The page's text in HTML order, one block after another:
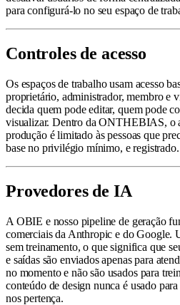
para configurá-lo no seu espaço de
Controles de acesso
Os espaços de trabalho usam acesso
proprietário, administrador, membro e
decida quem pode editar, quem pode
visualizar. Dentro da ONTHEBIAS, o
produção é limitado às pessoas que
base no privilégio mínimo, e registrado.
Provedores de IA
A OBIE e nosso pipeline de geração
comerciais da Anthropic e do Google.
sem treinamento, o que significa que
e saídas são enviados apenas para
no momento e não são usados para
conteúdo de design nunca é usado
nos pertença.